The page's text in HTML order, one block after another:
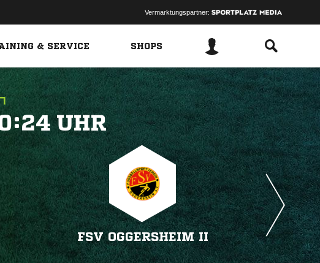
Vermarktungspartner:
& SERVICE SHOPS

FSV OGGERSHEIM II